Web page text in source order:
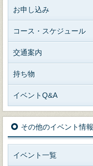
お申し込み
コース・スケジュール
交通案内
持ち物
イベントQ&A
その他のイベント情報
イベント一覧